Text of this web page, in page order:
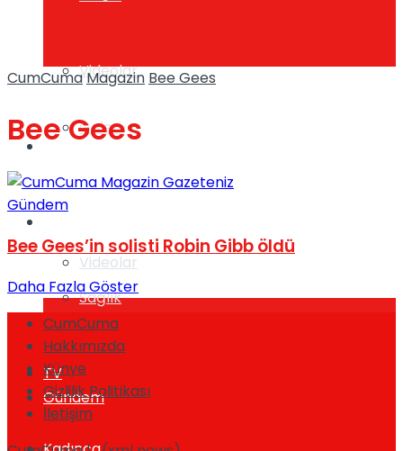
Galeri
Videolar
Gündem
Videolar
Gündem
Sağlık
TV
CumCumaMagazin Bee Gees
Bee Gees
Gündem
Bee Gees’in solisti Robin Gibb öldü
Daha Fazla Göster
CumCuma
Hakkımızda
Künye
Gizlilik Politikası
İletişim